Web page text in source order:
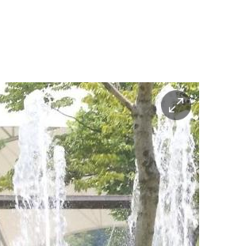
이
미
지
확
대